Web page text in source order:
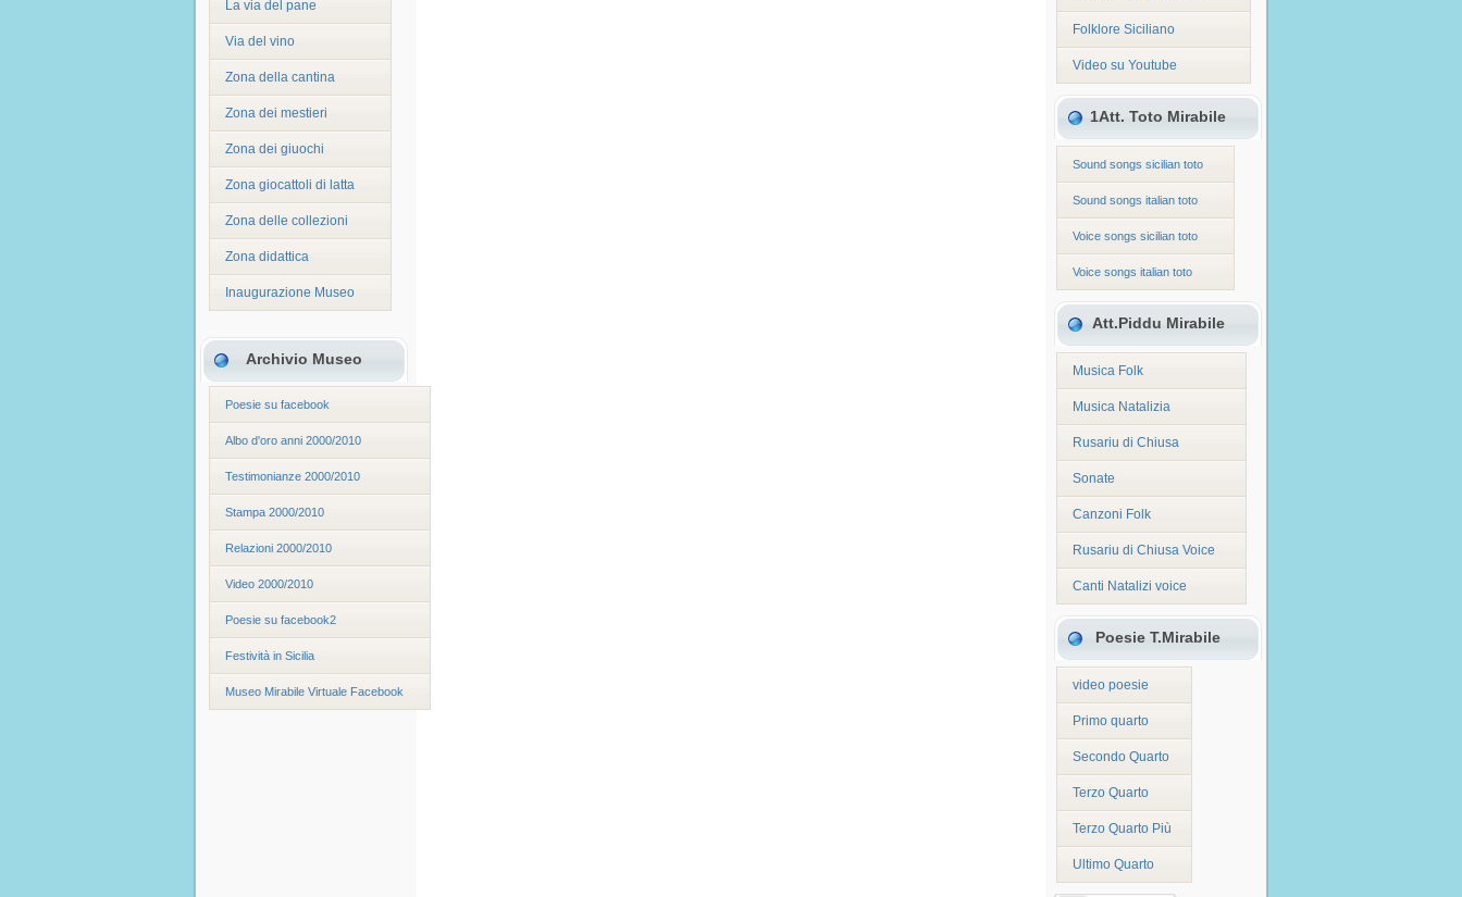
La via del pane
Via del vino
Zona della cantina
Zona dei mestieri
Zona dei giuochi
Zona giocattoli di latta
Zona delle collezioni
Zona didattica
Inaugurazione Museo
Archivio Museo
Poesie su facebook
Albo d'oro anni 2000/2010
Testimonianze 2000/2010
Stampa 2000/2010
Relazioni 2000/2010
Video 2000/2010
Poesie su facebook2
Festività in Sicilia
Museo Mirabile Virtuale Facebook
Folklore Siciliano
Video su Youtube
1Att. Toto Mirabile
Sound songs sicilian toto
Sound songs italian toto
Voice songs sicilian toto
Voice songs italian toto
Att.Piddu Mirabile
Musica Folk
Musica Natalizia
Rusariu di Chiusa
Sonate
Canzoni Folk
Rusariu di Chiusa Voice
Canti Natalizi voice
Poesie T.Mirabile
video poesie
Primo quarto
Secondo Quarto
Terzo Quarto
Terzo Quarto Più
Ultimo Quarto